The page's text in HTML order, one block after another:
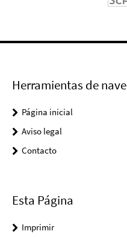
Herramientas de
Página inicial
Aviso legal
Contacto
Esta Página
Imprimir